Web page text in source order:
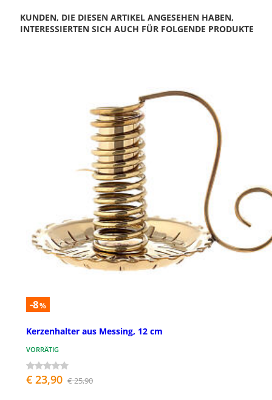
KUNDEN, DIE DIESEN ARTIKEL ANGESEHEN HABEN,
INTERESSIERTEN SICH AUCH FÜR FOLGENDE PRODUKTE
-8%
Kerzenhalter aus Messing, 12 cm
VORRÄTIG
€ 23,90 € 25,90